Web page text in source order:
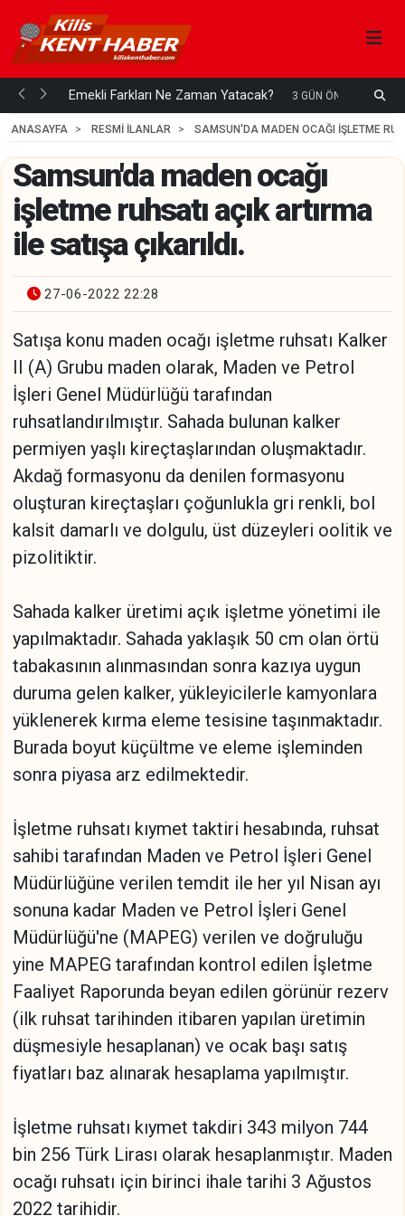
mi... Emekli Farkları Ne Zaman Yatacak? 3 GÜN ÖNCE
ANASAYFA
RESMİ İLANLAR SAMSUN'DA MADEN OCAĞI IŞLETME
Samsun'da maden ocağı
işletme ruhsatı açık artırma
ile satışa çıkarıldı.
27-06-2022 22:28
Satışa konu maden ocağı işletme ruhsatı Kalker
II (A) Grubu maden olarak, Maden ve Petrol
İşleri Genel Müdürlüğü tarafından
ruhsatlandırılmıştır. Sahada bulunan kalker
permiyen yaşlı kireçtaşlarından oluşmaktadır.
Akdağ formasyonu da denilen formasyonu
oluşturan kireçtaşları çoğunlukla gri renkli, bol
kalsit damarlı ve dolgulu, üst düzeyleri oolitik ve
pizolitiktir.
Sahada kalker üretimi açık işletme yönetimi ile
yapılmaktadır. Sahada yaklaşık 50 cm olan örtü
tabakasının alınmasından sonra kazıya uygun
duruma gelen kalker, yükleyicilerle kamyonlara
yüklenerek kırma eleme tesisine taşınmaktadır.
Burada boyut küçültme ve eleme işleminden
sonra piyasa arz edilmektedir.
İşletme ruhsatı kıymet taktiri hesabında, ruhsat
sahibi tarafından Maden ve Petrol İşleri Genel
Müdürlüğüne verilen temdit ile her yıl Nisan ayı
sonuna kadar Maden ve Petrol İşleri Genel
Müdürlüğü'ne (MAPEG) verilen ve doğruluğu
yine MAPEG tarafından kontrol edilen İşletme
Faaliyet Raporunda beyan edilen görünür rezerv
(ilk ruhsat tarihinden itibaren yapılan üretimin
düşmesiyle hesaplanan) ve ocak başı satış
fiyatları baz alınarak hesaplama yapılmıştır.
İşletme ruhsatı kıymet takdiri 343 milyon 744
bin 256 Türk Lirası olarak hesaplanmıştır. Maden
ocağı ruhsatı için birinci ihale tarihi 3 Ağustos
2022 tarihidir.